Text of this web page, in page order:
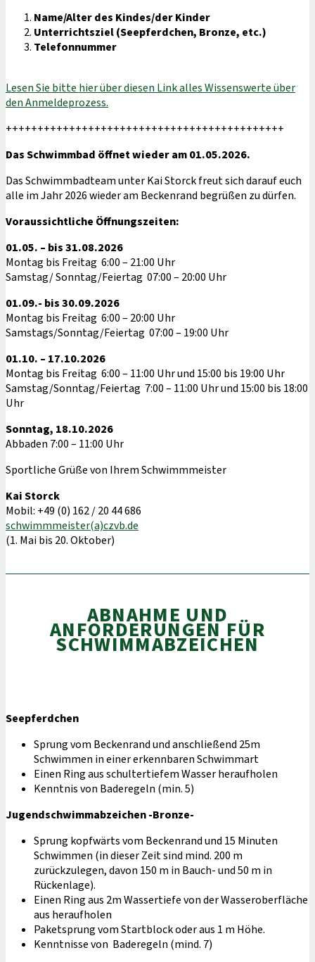
Name/Alter des Kindes/der Kinder
Unterrichtsziel (Seepferdchen, Bronze, etc.)
Telefonnummer
Lesen Sie bitte hier über diesen Link alles Wissenswerte über
den Anmeldeprozess.
++++++++++++++++++++++++++++++++++++++++++++
Das Schwimmbad öffnet wieder am 01.05.2026.
Das Schwimmbadteam unter Kai Storck freut sich darauf euch
alle im Jahr 2026 wieder am Beckenrand begrüßen zu dürfen.
Voraussichtliche Öffnungszeiten:
01.05. – bis 31.08.2026
Montag bis Freitag 6:00 – 21:00 Uhr
Samstag/ Sonntag/Feiertag 07:00 – 20:00 Uhr
01.09.- bis 30.09.2026
Montag bis Freitag 6:00 – 20:00 Uhr
Samstags/Sonntag/Feiertag 07:00 – 19:00 Uhr
01.10. – 17.10.2026
Montag bis Freitag 6:00 – 11:00 Uhr und 15:00 bis 19:00 Uhr
Samstag/Sonntag/Feiertag 7:00 – 11:00 Uhr und 15:00 bis 18:00
Uhr
Sonntag, 18.10.2026
Abbaden 7:00 – 11:00 Uhr
Sportliche Grüße von Ihrem Schwimmmeister
Kai Storck
Mobil: +49 (0) 162 / 20 44 686
schwimmmeister(a)czvb.de
(1. Mai bis 20. Oktober)
ABNAHME UND
ANFORDERUNGEN FÜR
SCHWIMMABZEICHEN
Seepferdchen
Sprung vom Beckenrand und anschließend 25m
Schwimmen in einer erkennbaren Schwimmart
Einen Ring aus schultertiefem Wasser heraufholen
Kenntnis von Baderegeln (min. 5)
Jugendschwimmabzeichen -Bronze-
Sprung kopfwärts vom Beckenrand und 15 Minuten
Schwimmen (in dieser Zeit sind mind. 200 m
zurückzulegen, davon 150 m in Bauch- und 50 m in
Rückenlage).
Einen Ring aus 2m Wassertiefe von der Wasseroberfläche
aus heraufholen
Paketsprung vom Startblock oder aus 1 m Höhe.
Kenntnisse von Baderegeln (mind. 7)